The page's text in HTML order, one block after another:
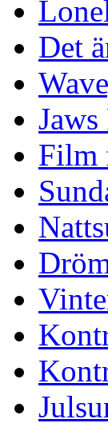
Det
Jaws
Film